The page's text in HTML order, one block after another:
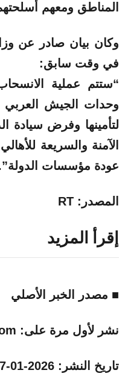
المناطق ومعهم
وكان بيان صادر عن
في وقت سابق:
“ستتم عملية
وحدات الجيش
لتأمينها وفرض سيادة
الآمنة والسريعة
عودة مؤسسات
المصدر: RT
إقرأ المزيد
■ مصدر الخبر الأصلي
نشر لأول مرة على:
تاريخ النشر: 2026-01-17 10:56:00